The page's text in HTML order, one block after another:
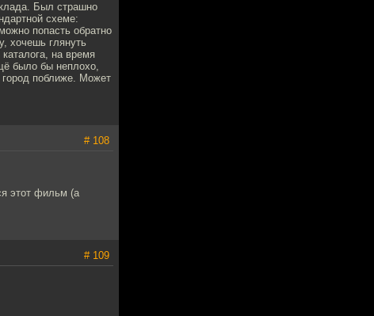
Был страшно
схеме:
попасть обратно
хочешь глянуть
на время
было бы неплохо,
поближе. Может
# 108
этот фильм (а
# 109